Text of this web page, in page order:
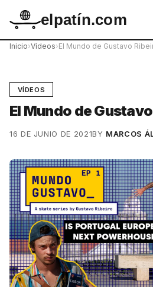
elpatín.com
Inicio›Vídeos›El Mundo de Gustavo
VÍDEOS
El Mundo de
16 DE JUNIO DE 2021BY MARCOS